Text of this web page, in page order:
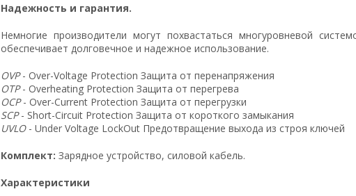
Надежность и гарантия.
Немногие производители могут похвастаться многуровневой
обеспечивает долговечное и надежное использование.
OVP- Over-Voltage Protection Защита от перенапряжения
OTP- Overheating Protection Защита от перегрева
OCP- Over-Current Protection Защита от перегрузки
SCP- Short-Circuit Protection Защита от короткого замыкания
UVLO- Under Voltage LockOut Предотвращение выхода из строя ключей
Комплект: Зарядное устройство, силовой кабель.
Характеристики